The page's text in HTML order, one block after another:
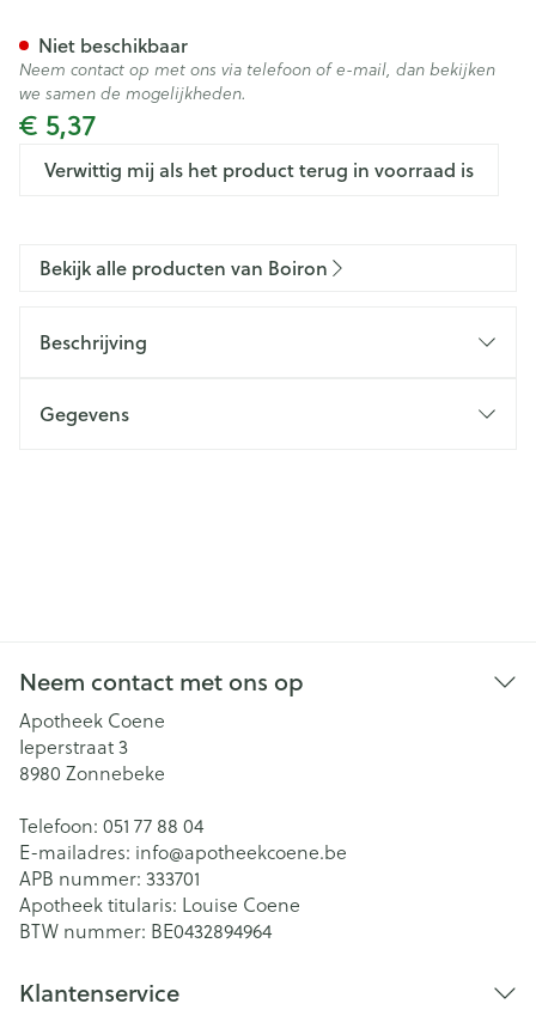
€ 5,37
Verwittig mij als het product terug in voorraad is
Niet beschikbaar
Neem contact op met ons via telefoon of e-mail, dan bekijken
we samen de mogelijkheden.
Bekijk alle producten van Boiron
Beschrijving
Gegevens
Neem contact met ons op
Apotheek Coene
Ieperstraat 3
8980 Zonnebeke
Telefoon: 051 77 88 04
E-mailadres: info@apotheekcoene.be
APB nummer: 333701
Apotheek titularis: Louise Coene
BTW nummer: BE0432894964
Klantenservice